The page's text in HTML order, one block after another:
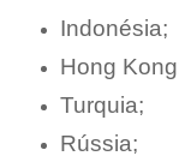
Indonésia;
Hong
Turquia;
Rússia;